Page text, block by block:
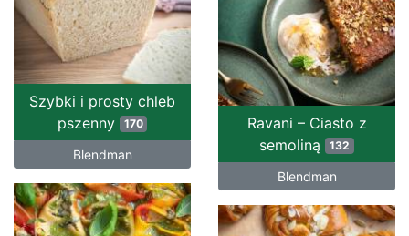
Szybki i prosty chleb
pszenny
170
Blendman
Ravani – Ciasto z
semoliną 132
Blendman